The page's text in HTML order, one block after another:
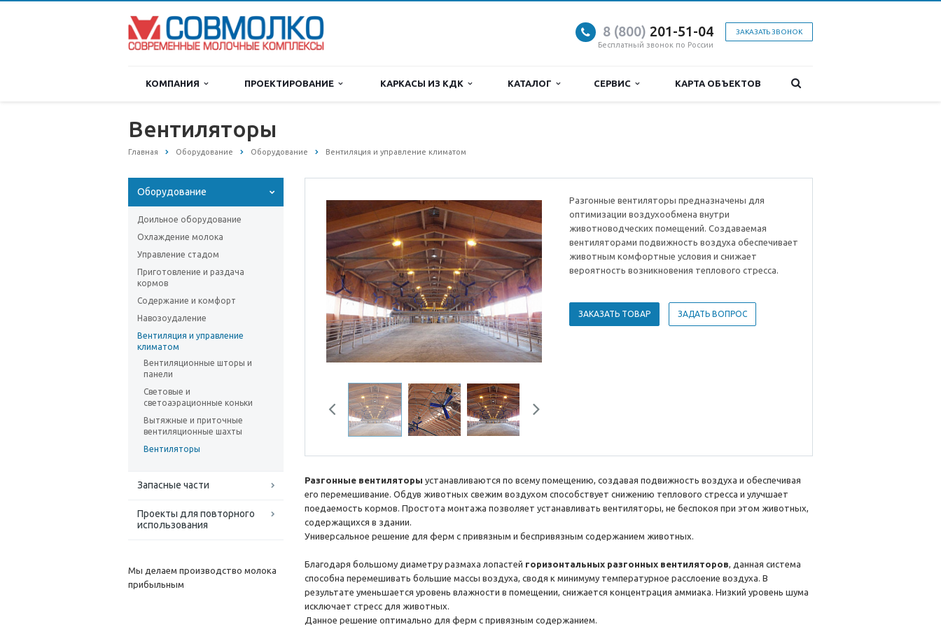
ЗАКАЗАТЬ ЗВОНОК
8 (800) 201-51-04
Бесплатный звонок по России
КОМПАНИЯ ПРОЕКТИРОВАНИЕ КАРКАСЫ ИЗ КДК КАТАЛОГ СЕРВИС КАРТА ОБЪЕКТОВ
Вентиляторы
Главная Оборудование Оборудование Вентиляция и управление климатом
Оборудование
Доильное оборудование
Охлаждение молока
Управление стадом
Приготовление и раздача
кормов
Содержание и комфорт
Навозоудаление
Вентиляция и управление
климатом
Вентиляционные шторы и
панели
Световые и
светоаэрационные коньки
Вытяжные и приточные
вентиляционные шахты
Вентиляторы
Запасные части
Проекты для повторного
использования
Мы делаем производство молока
прибыльным
Previous Next
Разгонные вентиляторы предназначены для
оптимизации воздухообмена внутри
животноводческих помещений. Создаваемая
вентиляторами подвижность воздуха обеспечивает
животным комфортные условия и снижает
вероятность возникновения теплового стресса.
ЗАКАЗАТЬ ТОВАР ЗАДАТЬ ВОПРОС
Разгонные вентиляторы устанавливаются по всему помещению, создавая подвижность воздуха и обеспечивая
его перемешивание. Обдув животных свежим воздухом способствует снижению теплового стресса и улучшает
поедаемость кормов. Простота монтажа позволяет устанавливать вентиляторы, не беспокоя при этом животных,
содержащихся в здании.
Универсальное решение для ферм с привязным и беспривязным содержанием животных.
Благодаря большому диаметру размаха лопастей горизонтальных разгонных вентиляторов, данная система
способна перемешивать большие массы воздуха, сводя к минимуму температурное расслоение воздуха. В
результате уменьшается уровень влажности в помещении, снижается концентрация аммиака. Низкий уровень шума
исключает стресс для животных.
Данное решение оптимально для ферм с привязным содержанием.